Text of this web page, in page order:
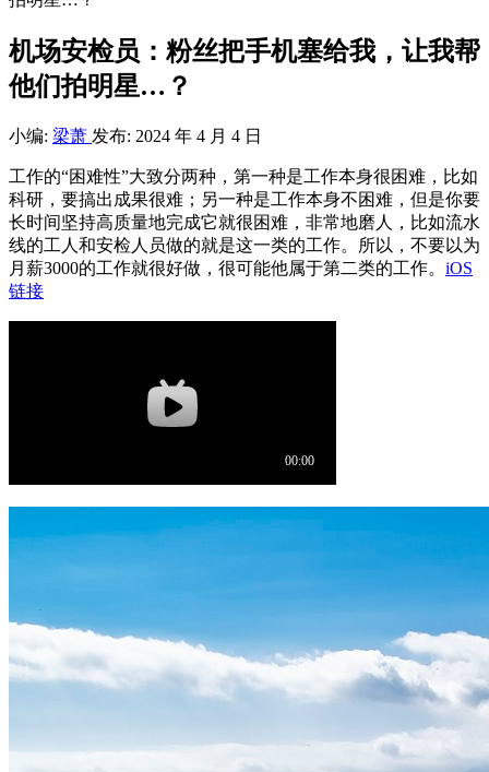
机场安检员：粉丝把手机塞给我，让我帮
他们拍明星…？
小编: 梁萧 发布: 2024 年 4 月 4 日
工作的“困难性”大致分两种，第一种是工作本身很困难，比如
科研，要搞出成果很难；另一种是工作本身不困难，但是你要
长时间坚持高质量地完成它就很困难，非常地磨人，比如流水
线的工人和安检人员做的就是这一类的工作。所以，不要以为
月薪3000的工作就很好做，很可能他属于第二类的工作。 iOS
链接